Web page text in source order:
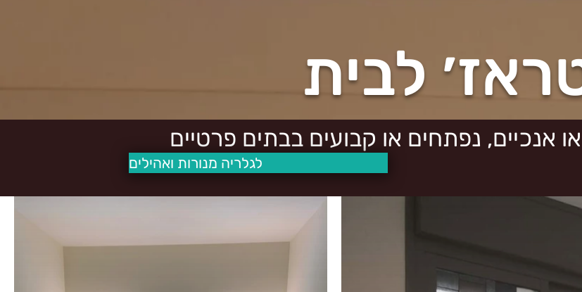
לבית
או אנכיים, נפתחים או קבועים בבתים פרטיים
לגלריה מנורות ואהילים